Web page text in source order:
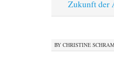
Zukunft der
BY CHRISTINE